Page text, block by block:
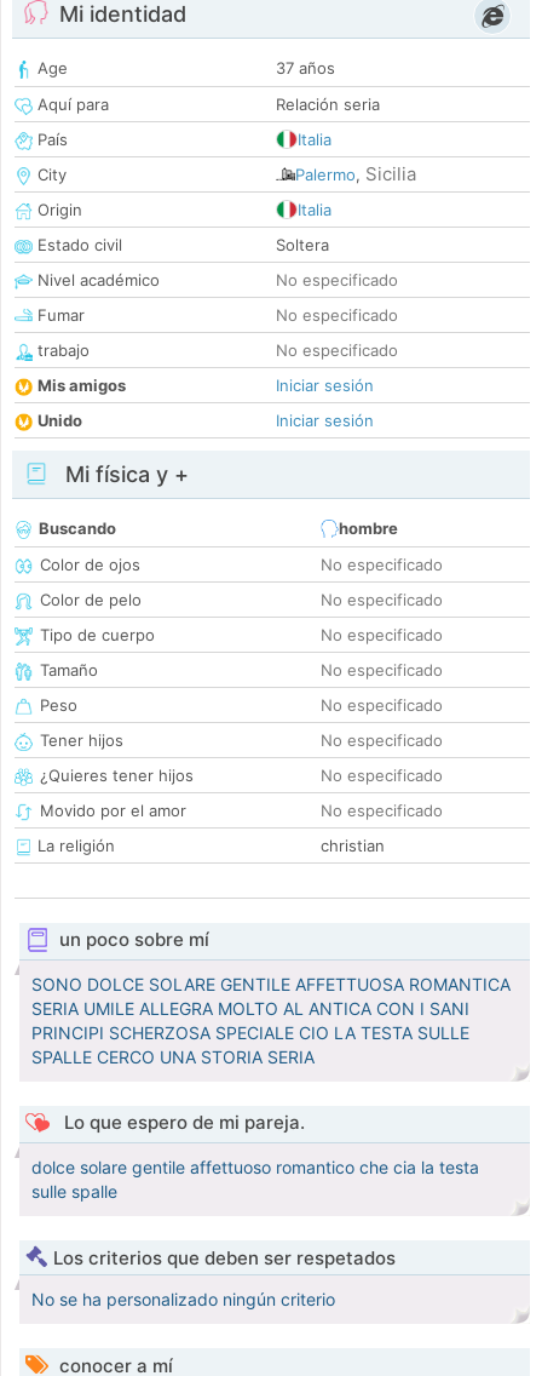
Mi identidad
Age
37 años
Aquí para
Relación seria
País
Italia
City
Palermo, Sicilia
Origin
Italia
Estado civil
Soltera
Nivel académico
No especificado
Fumar
No especificado
trabajo
No especificado
Mis amigos
Iniciar sesión
Unido
Iniciar sesión
Mi física y +
Buscando
hombre
Color de ojos
No especificado
Color de pelo
No especificado
Tipo de cuerpo
No especificado
Tamaño
No especificado
Peso
No especificado
Tener hijos
No especificado
¿Quieres tener hijos
No especificado
Movido por el amor
No especificado
La religión
christian
un poco sobre mí
SONO DOLCE SOLARE GENTILE AFFETTUOSA ROMANTICA
SERIA UMILE ALLEGRA MOLTO AL ANTICA CON I SANI
PRINCIPI SCHERZOSA SPECIALE CIO LA TESTA SULLE
SPALLE CERCO UNA STORIA SERIA
Lo que espero de mi pareja.
dolce solare gentile affettuoso romantico che cia la testa
sulle spalle
Los criterios que deben ser respetados
No se ha personalizado ningún criterio
conocer a mí